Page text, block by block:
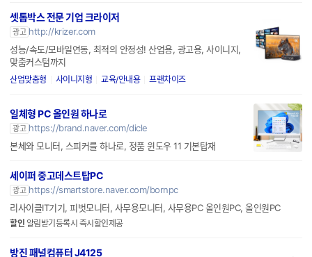
셋톱박스 전문 기업 크라이저
광고 http://krizer.com
성능/속도/모바일연동, 최적의 안정성! 산업용, 광고용, 사이니지,
맞춤커스텀까지
산업맞춤형 사이니지형 교육/안내용 프랜차이즈
일체형 PC 올인원 하나로
광고 https://brand.naver.com/dicle
본체와 모니터, 스피커를 하나로, 정품 윈도우 11 기본탑재
세이퍼 중고데스트탑PC
광고 https://smartstore.naver.com/bornpc
리사이클IT기기, 피벗모니터, 사무용모니터, 사무용PC 올인원PC, 올인원PC
할인 알림받기등록시 즉시할인제공
방진 패널컴퓨터 J4125